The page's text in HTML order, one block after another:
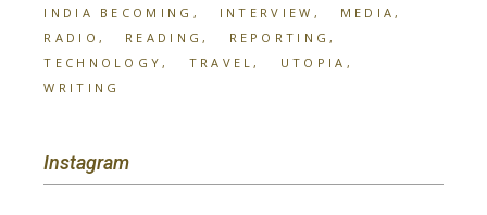
INDIA BECOMING
INTERVIEW
MEDIA
RADIO
READING
REPORTING
TECHNOLOGY
TRAVEL
UTOPIA
WRITING
Instagram